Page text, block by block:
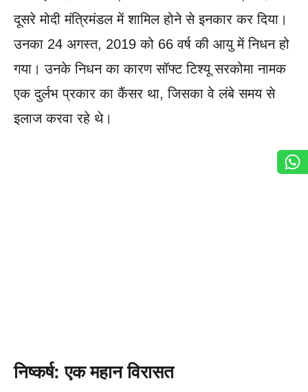
दूसरे मोदी मंत्रिमंडल में शामिल होने से इनकार कर दिया।
उनका 24 अगस्त, 2019 को 66 वर्ष की आयु में निधन हो
गया। उनके निधन का कारण सॉफ्ट टिश्यू सरकोमा नामक
एक दुर्लभ प्रकार का कैंसर था, जिसका वे लंबे समय से
इलाज करवा रहे थे।
निष्कर्ष: एक महान विरासत